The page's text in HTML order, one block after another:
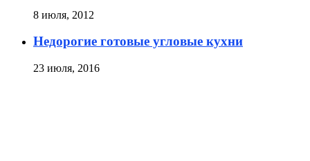
8 июля, 2012
Недорогие готовые угловые кухни
23 июля, 2016